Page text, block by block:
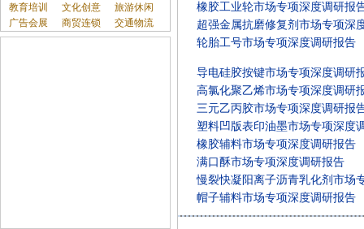
教育培训
文化创意
旅游休闲
广告会展
商贸连锁 交通物流
橡胶工业轮市场专项深度调研报
超强金属抗磨修复剂市场专项深
轮胎工号市场专项深度调研报告
导电硅胶按键市场专项深度调研
高氯化聚乙烯市场专项深度调研
三元乙丙胶市场专项深度调研报
塑料凹版表印油墨市场专项深度
橡胶辅料市场专项深度调研报告
满口酥市场专项深度调研报告
慢裂快凝阳离子沥青乳化剂市场
帽子辅料市场专项深度调研报告